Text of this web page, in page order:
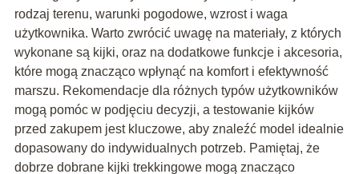
rodzaj terenu, warunki pogodowe, wzrost i waga
użytkownika. Warto zwrócić uwagę na materiały, z których
wykonane są kijki, oraz na dodatkowe funkcje i akcesoria,
które mogą znacząco wpłynąć na komfort i efektywność
marszu. Rekomendacje dla różnych typów użytkowników
mogą pomóc w podjęciu decyzji, a testowanie kijków
przed zakupem jest kluczowe, aby znaleźć model idealnie
dopasowany do indywidualnych potrzeb. Pamiętaj, że
dobrze dobrane kijki trekkingowe mogą znacząco